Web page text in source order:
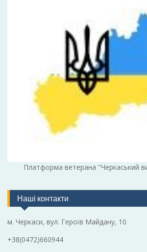
Платформа ветерана "Черкаський
Наші контакти
м. Черкаси, вул. Героїв Майдану, 10
+38(0472)660944